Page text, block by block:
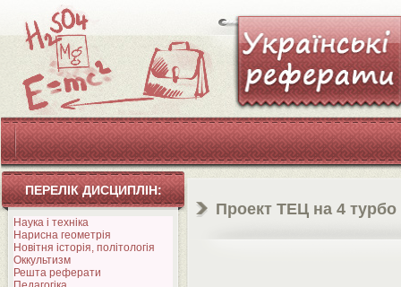
ПЕРЕЛІК ДИСЦИПЛІН:
Наука і техніка
Нарисна геометрія
Новітня історія, політологія
Оккультизм
Решта реферати
Проект ТЕЦ на 4 турбо